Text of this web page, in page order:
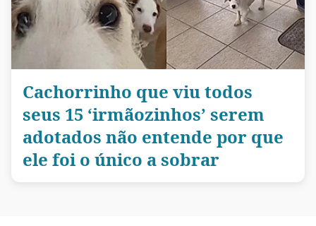
Cachorrinho que viu todos
seus 15 ‘irmãozinhos’ serem
adotados não entende por que
ele foi o único a sobrar